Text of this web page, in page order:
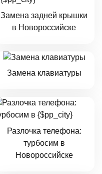
Замена задней крышки
в Новороссийске
Замена клавиатуры
Разлочка телефона:
турбосим в
Новороссийске